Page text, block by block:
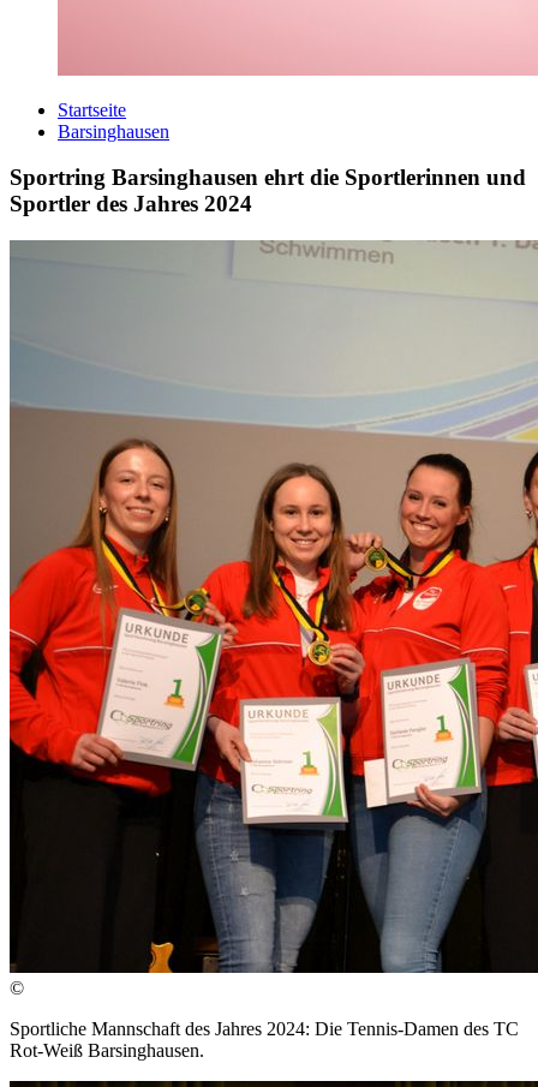
Startseite
Barsinghausen
Sportring Barsinghausen ehrt die Sportlerinnen und
Sportler des Jahres 2024
©
Sportliche Mannschaft des Jahres 2024: Die Tennis-Damen des TC
Rot-Weiß Barsinghausen.